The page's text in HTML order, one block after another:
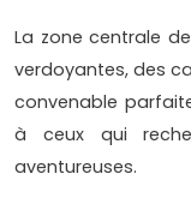
La zone centrale
verdoyantes, des
convenable
à ceux qui
aventureuses.